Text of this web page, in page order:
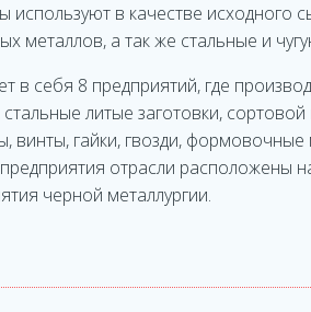
используют в качестве исходного
а так же стальные и
в себя 8 предприятий, где
литые заготовки, сортовой
винты, гайки, гвозди,
отрасли расположены
черной металлургии.